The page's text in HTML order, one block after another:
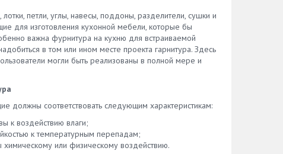
Кухонные
•
качество; • долгий срок службы. U-
образный ограничитель Mesan для
сифона эстетически украшает,
упорядочивает пространство под
мойкой. Установка ограничителя под
выполнить в течение часа.
пластиковый ограничитель для
сифона подходит не ко всем
моделям, нужно смотреть инструкцию
петли, углы, навесы, поддоны, разделители, сушки и
для изготовления кухонной мебели, которые бы
важна фурнитура на кухню для встраиваемой
в том или ином месте проекта гарнитура. Здесь
могли быть реализованы в полной мере и
должны соответствовать следующим характеристикам:
к воздействию влаги;
к температурным перепадам;
или физическому воздействию.